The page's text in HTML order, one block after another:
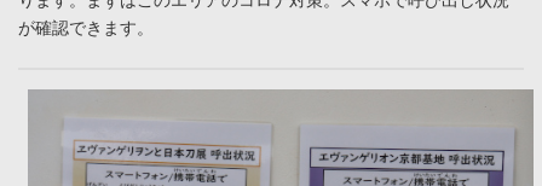
が確認できます。